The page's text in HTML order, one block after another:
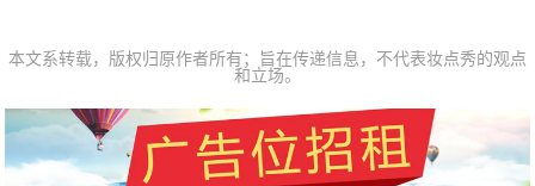
本文系转载，版权归原作者所有；旨在传递信息，不代表妆点秀的观点
和立场。